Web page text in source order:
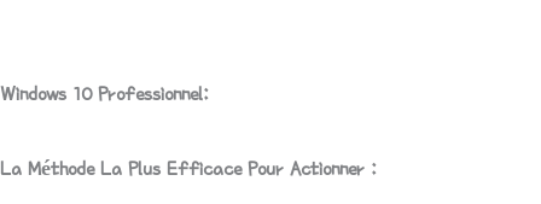
Windows 10 Professionnel:
La Méthode La Plus Efficace Pour Actionner :